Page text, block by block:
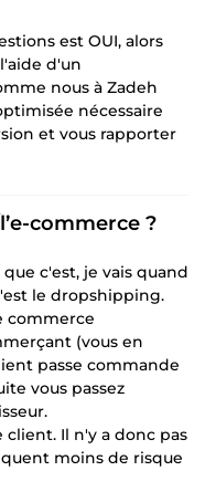
est OUI, alors
d'un
nous à Zadeh
nécessaire
et vous rapporter
commerce ?
c'est, je vais quand
le dropshipping.
commerce
(vous en
passe commande
vous passez
Il n'y a donc pas
moins de risque